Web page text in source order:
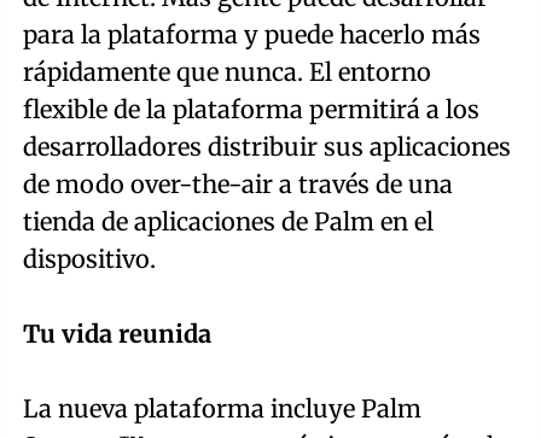
para la plataforma y puede hacerlo más
rápidamente que nunca. El entorno
flexible de la plataforma permitirá a los
desarrolladores distribuir sus aplicaciones
de modo over-the-air a través de una
tienda de aplicaciones de Palm en el
dispositivo.
Tu vida reunida
La nueva plataforma incluye Palm